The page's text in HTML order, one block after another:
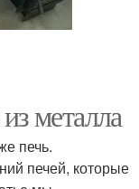
металла
печь.
печей, которые